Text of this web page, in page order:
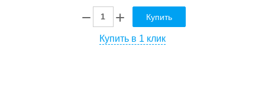
Купить
Купить в 1 клик